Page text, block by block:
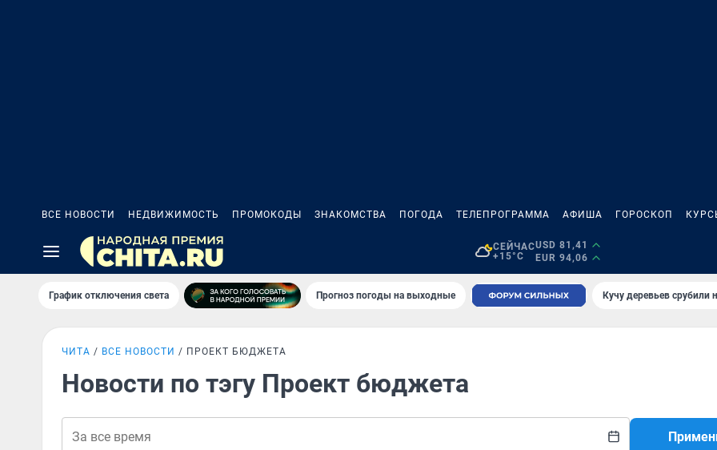
ВСЕ НОВОСТИ НЕДВИЖИМОСТЬ ПРОМОКОДЫ ЗНАКОМСТВА ПОГОДА ТЕЛЕПРОГРАММА АФИША ГОРОСКОП
СЕЙЧАС
+15°C
USD 81,41
EUR 94,06
График отключения света Прогноз погоды на выходные Кучу деревьев срубили
ЧИТА ВСЕ НОВОСТИ ПРОЕКТ БЮДЖЕТА
Новости по тэгу Проект бюджета